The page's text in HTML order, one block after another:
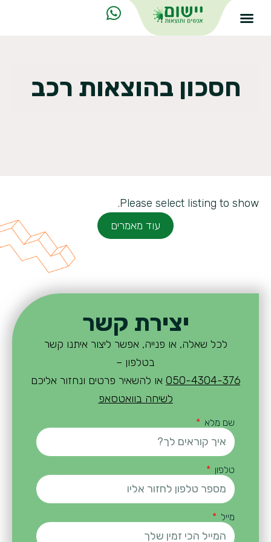
חסכון בהוצאות רכב
Please select listing to show.
עוד מאמרים
יצירת קשר
לכל שאלה, או פנייה, אפשר ליצור איתנו קשר
בטלפון –
050-4304-376 או להשאיר פרטים ונחזור אליכם
לשיחה בוואטסאפ
שם מלא
טלפון
מייל